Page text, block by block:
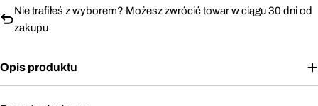
Nie trafiłeś z wyborem? Możesz zwrócić towar w ciągu 30 dni od
zakupu
Opis produktu